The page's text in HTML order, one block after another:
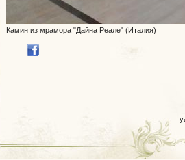
Камин из мрамора "Дайна Реале" (Италия)